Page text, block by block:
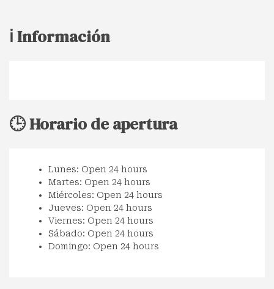
ℹ️ Información
🕒 Horario de apertura
Lunes: Open 24 hours
Martes: Open 24 hours
Miércoles: Open 24 hours
Jueves: Open 24 hours
Viernes: Open 24 hours
Sábado: Open 24 hours
Domingo: Open 24 hours